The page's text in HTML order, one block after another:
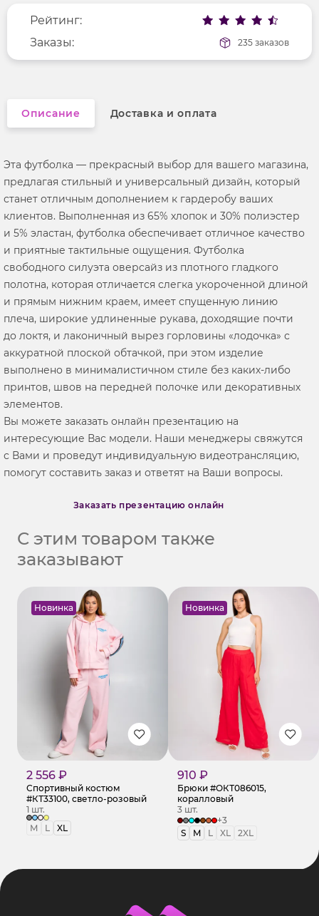
Фактура материала
гладкий
Длина рукава
короткие
Вырез горловины
округлый
Рейтинг:
Заказы:
235 заказов
Описание Доставка и оплата
Эта футболка — прекрасный выбор для вашего магазина,
предлагая стильный и универсальный дизайн, который
станет отличным дополнением к гардеробу ваших
клиентов. Выполненная из 65% хлопок и 30% полиэстер
и 5% эластан, футболка обеспечивает отличное качество
и приятные тактильные ощущения. Футболка
свободного силуэта оверсайз из плотного гладкого
полотна, которая отличается слегка укороченной длиной
и прямым нижним краем, имеет спущенную линию
плеча, широкие удлиненные рукава, доходящие почти
до локтя, и лаконичный вырез горловины «лодочка» с
аккуратной плоской обтачкой, при этом изделие
выполнено в минималистичном стиле без каких-либо
принтов, швов на передней полочке или декоративных
элементов.
Вы можете заказать онлайн презентацию на
интересующие Вас модели. Наши менеджеры свяжутся
с Вами и проведут индивидуальную видеотрансляцию,
помогут составить заказ и ответят на Ваши вопросы.
Заказать презентацию онлайн
С этим товаром также
заказывают
Новинка
2 556 ₽
Спортивный костюм
#КТ33100, светло-розовый
1 шт.
M
L XL
Новинка
910 ₽
Брюки #ОКТ086015,
коралловый
3 шт.
+3
S
M L XL 2XL